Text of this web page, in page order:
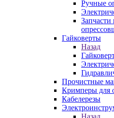
Ручные
Гайковерты
Назад
Прочистные
Кримперы для
Кабелерезы
Назад